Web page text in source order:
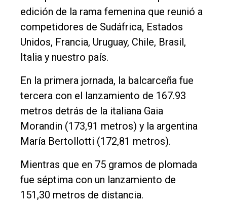
Contacto
edición de la rama femenina que reunió a
competidores de Sudáfrica, Estados
Unidos, Francia, Uruguay, Chile, Brasil,
Italia y nuestro país.
En la primera jornada, la balcarceña fue
tercera con el lanzamiento de 167.93
metros detrás de la italiana Gaia
Morandin (173,91 metros) y la argentina
María Bertollotti (172,81 metros).
Mientras que en 75 gramos de plomada
fue séptima con un lanzamiento de
151,30 metros de distancia.